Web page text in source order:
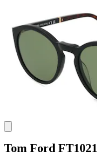
Tom Ford FT1021